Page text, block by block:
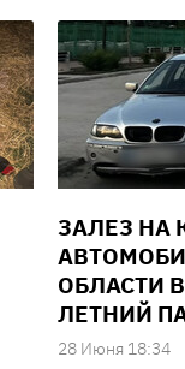
ЗАЛЕЗ НА
ОБЛАСТИ
ЛЕТНИЙ
28 Июня 18:34